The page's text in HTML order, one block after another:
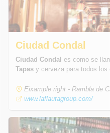
Ciudad Condal
Ciudad Condales como se
Tapas y cerveza para todos los
Eixample right - Rambla de
www.laflautagroup.com/